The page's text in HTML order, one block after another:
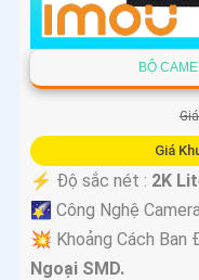
BỘ
Giá
️⚡ Độ sắc nét : 2K
🌠 Công Nghệ
💥 Khoảng Cách Ban
Ngoại SMD.